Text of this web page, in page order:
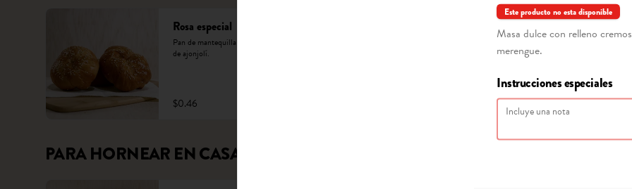
Rosa especial
Pan de mantequilla suave con decoración
de ajonjolí.
$0.46
Trenzada de dulce
frutas confitadas, decorada con azúcar
PARA HORNEAR EN CASA
Este producto no esta disponible
Masa dulce con relleno
merengue.
Instrucciones especiales